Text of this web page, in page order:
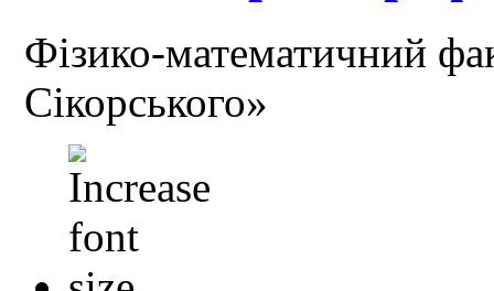
Фізико-математичний
Сікорського»